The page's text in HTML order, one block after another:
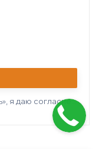
данных в соответствии с нашей